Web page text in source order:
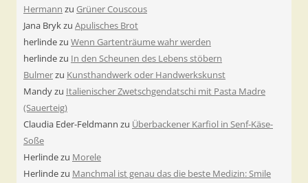
Hermann zu Grüner Couscous
Jana Brykzu Apulisches Brot
herlindezu Wenn Gartenträume wahr werden
herlindezu In den Scheunen des Lebens stöbern
Bulmerzu Kunsthandwerk oder Handwerkskunst
Mandyzu Italienischer Zwetschgendatschi mit Pasta Madre
(Sauerteig)
Claudia Eder-Feldmann zu Überbackener Karfiol in Senf-Käse-
Soße
Herlindezu Morele
Herlindezu Manchmal ist genau das die beste Medizin: Smile